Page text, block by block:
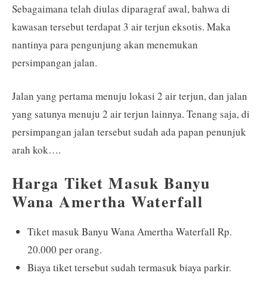
Sebagaimana telah diulas diparagraf awal, bahwa di
kawasan tersebut terdapat 3 air terjun eksotis. Maka
nantinya para pengunjung akan menemukan
persimpangan jalan.
Jalan yang pertama menuju lokasi 2 air terjun, dan jalan
yang satunya menuju 2 air terjun lainnya. Tenang saja, di
persimpangan jalan tersebut sudah ada papan penunjuk
arah kok….
Harga Tiket Masuk Banyu
Wana Amertha Waterfall
Tiket masuk Banyu Wana Amertha Waterfall Rp.
20.000 per orang.
Biaya tiket tersebut sudah termasuk biaya parkir.